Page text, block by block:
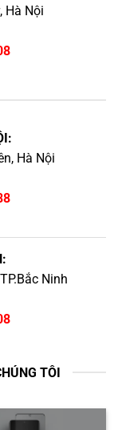
Hà Nội
Hà Nội
Ninh
TÔI